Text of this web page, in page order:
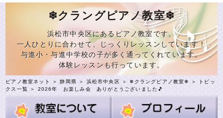
❄︎クラングピアノ教室❄︎
浜松市中央区にあるピアノ教室です。
一人ひとりに合わせて、じっくりレッスンしています！
与進小・与進中学校の子が多く通ってくれています。
体験レッスンも行っています。
ピアノ教室ネット ＞静岡県 ＞ 浜松市中央区 ＞ ❄︎クラングピアノ教室❄︎ ＞
トピッ
クス一覧 ＞ 2026年 お楽しみ会 ありがとうございました🎵